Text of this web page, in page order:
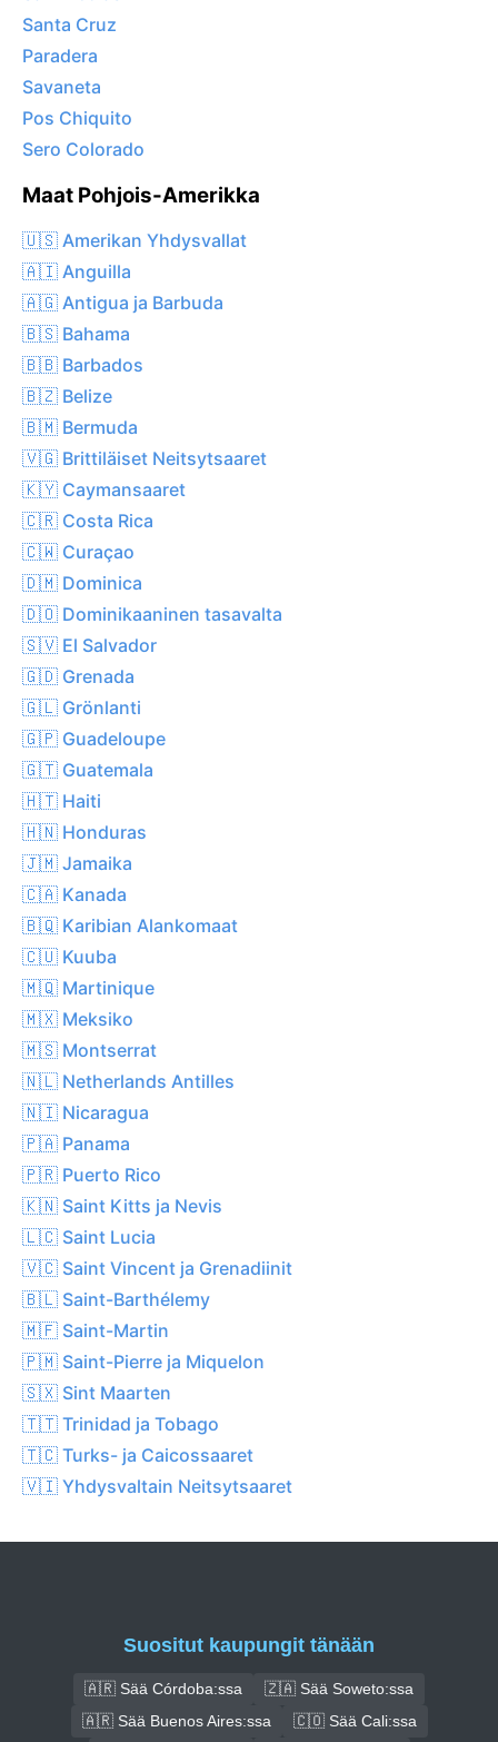
Santa Cruz
Paradera
Savaneta
Pos Chiquito
Sero Colorado
Maat Pohjois-Amerikka
🇺🇸 Amerikan Yhdysvallat
🇦🇮 Anguilla
🇦🇬 Antigua ja Barbuda
🇧🇸 Bahama
🇧🇧 Barbados
🇧🇿 Belize
🇧🇲 Bermuda
🇻🇬 Brittiläiset Neitsytsaaret
🇰🇾 Caymansaaret
🇨🇷 Costa Rica
🇨🇼 Curaçao
🇩🇲 Dominica
🇩🇴 Dominikaaninen tasavalta
🇸🇻 El Salvador
🇬🇩 Grenada
🇬🇱 Grönlanti
🇬🇵 Guadeloupe
🇬🇹 Guatemala
🇭🇹 Haiti
🇭🇳 Honduras
🇯🇲 Jamaika
🇨🇦 Kanada
🇧🇶 Karibian Alankomaat
🇨🇺 Kuuba
🇲🇶 Martinique
🇲🇽 Meksiko
🇲🇸 Montserrat
🇳🇱 Netherlands Antilles
🇳🇮 Nicaragua
🇵🇦 Panama
🇵🇷 Puerto Rico
🇰🇳 Saint Kitts ja Nevis
🇱🇨 Saint Lucia
🇻🇨 Saint Vincent ja Grenadiinit
🇧🇱 Saint-Barthélemy
🇲🇫 Saint-Martin
🇵🇲 Saint-Pierre ja Miquelon
🇸🇽 Sint Maarten
🇹🇹 Trinidad ja Tobago
🇹🇨 Turks- ja Caicossaaret
🇻🇮 Yhdysvaltain Neitsytsaaret
Suositut kaupungit tänään
🇦🇷 Sää Córdoba:ssa
🇿🇦 Sää Soweto:ssa
🇦🇷 Sää Buenos Aires:ssa
🇨🇴 Sää Cali:ssa